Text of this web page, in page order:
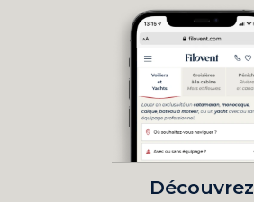
Découvrez